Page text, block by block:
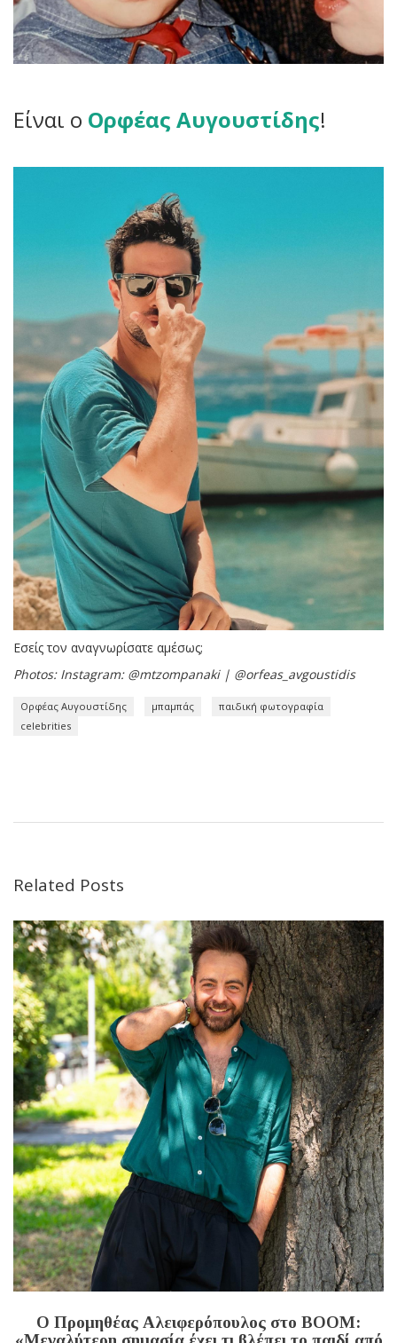
Είναι ο Ορφέας Αυγουστίδης!
Εσείς τον αναγνωρίσατε αμέσως;
Photos: Instagram: @mtzompanaki | @orfeas_avgoustidis
Ορφέας Αυγουστίδης μπαμπάς
παιδική φωτογραφία
celebrities
Related Posts
Ο Προμηθέας Αλειφερόπουλος στο BOOM: